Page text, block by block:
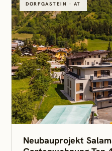
DORFGASTEIN · AT
Neubauprojekt